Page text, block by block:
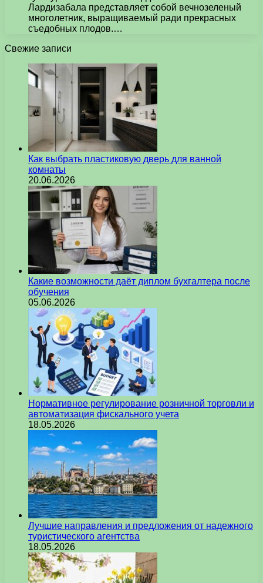
Лардизабала представляет собой вечнозеленый
многолетник, выращиваемый ради прекрасных
съедобных плодов.…
Свежие записи
Как выбрать пластиковую дверь для ванной
комнаты
20.06.2026
Какие возможности даёт диплом бухгалтера после
обучения
05.06.2026
Нормативное регулирование розничной торговли и
автоматизация фискального учета
18.05.2026
Лучшие направления и предложения от надежного
туристического агентства
18.05.2026